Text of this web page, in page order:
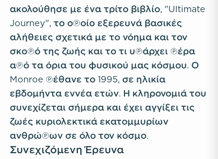
ακολούθησε με ένα τρίτο βιβλίο, "Ultimate
Journey", το οποίο εξερευνά βασικές
αλήθειες σχετικά με το νόημα και τον
σκοπό της ζωής και το τι υπάρχει πέρα
από τα όρια του φυσικού μας κόσμου. Ο
Monroe πέθανε το 1995, σε ηλικία
εβδομήντα εννέα ετών. Η κληρονομιά του
συνεχίζεται σήμερα και έχει αγγίξει τις
ζωές κυριολεκτικά εκατομμυρίων
ανθρώπων σε όλο τον κόσμο.
Συνεχιζόμενη Έρευνα